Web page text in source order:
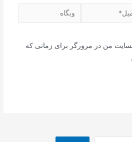
وبگاه
من در مرورگر برای زمانی که